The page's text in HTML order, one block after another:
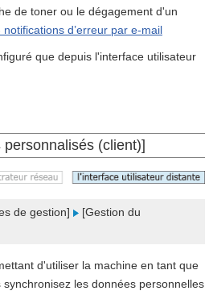
de toner ou le dégagement d'un
notifications d’erreur par e-mail
que depuis l'interface utilisateur
(client)]
de gestion]
[Gestion du
d'utiliser la machine en tant que
les données personnelles